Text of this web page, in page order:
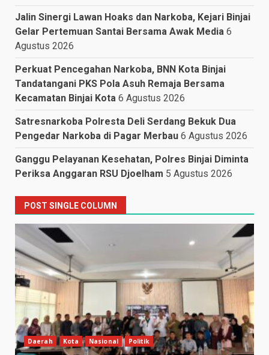
Jalin Sinergi Lawan Hoaks dan Narkoba, Kejari Binjai
Gelar Pertemuan Santai Bersama Awak Media 6
Agustus 2026
Perkuat Pencegahan Narkoba, BNN Kota Binjai
Tandatangani PKS Pola Asuh Remaja Bersama
Kecamatan Binjai Kota 6 Agustus 2026
Satresnarkoba Polresta Deli Serdang Bekuk Dua
Pengedar Narkoba di Pagar Merbau 6 Agustus 2026
Ganggu Pelayanan Kesehatan, Polres Binjai Diminta
Periksa Anggaran RSU Djoelham 5 Agustus 2026
POST SINGLE COLUMN
Daerah Kota Nasional Politik